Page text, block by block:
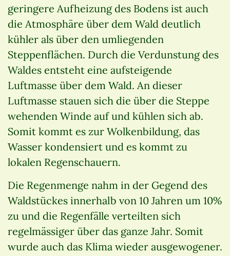
geringere Aufheizung des Bodens ist auch
die Atmosphäre über dem Wald deutlich
kühler als über den umliegenden
Steppenflächen. Durch die Verdunstung des
Waldes entsteht eine aufsteigende
Luftmasse über dem Wald. An dieser
Luftmasse stauen sich die über die Steppe
wehenden Winde auf und kühlen sich ab.
Somit kommt es zur Wolkenbildung, das
Wasser kondensiert und es kommt zu
lokalen Regenschauern.
Die Regenmenge nahm in der Gegend des
Waldstückes innerhalb von 10 Jahren um 10%
zu und die Regenfälle verteilten sich
regelmässiger über das ganze Jahr. Somit
wurde auch das Klima wieder ausgewogener.